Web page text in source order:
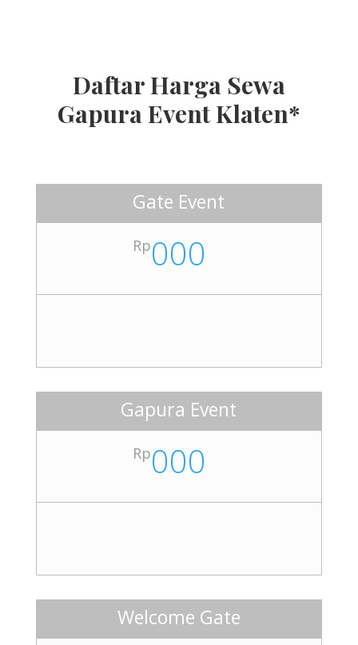
Daftar Harga Sewa
Gapura Event Klaten*
Gate Event
Rp000
Gapura Event
Rp000
Welcome Gate